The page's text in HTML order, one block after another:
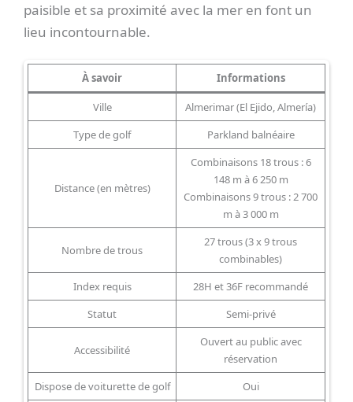
paisible et sa proximité avec la mer en font un
lieu incontournable.
À savoir Informations
Ville
Almerimar (El Ejido, Almería)
Type de golf
Parkland balnéaire
Distance (en mètres)
Combinaisons 18 trous : 6
148 m à 6 250 m
Combinaisons 9 trous : 2 700
m à 3 000 m
Nombre de trous
27 trous (3 x 9 trous
combinables)
Index requis
28H et 36F recommandé
Statut
Semi-privé
Accessibilité
Ouvert au public avec
réservation
Dispose de voiturette de golf
Oui